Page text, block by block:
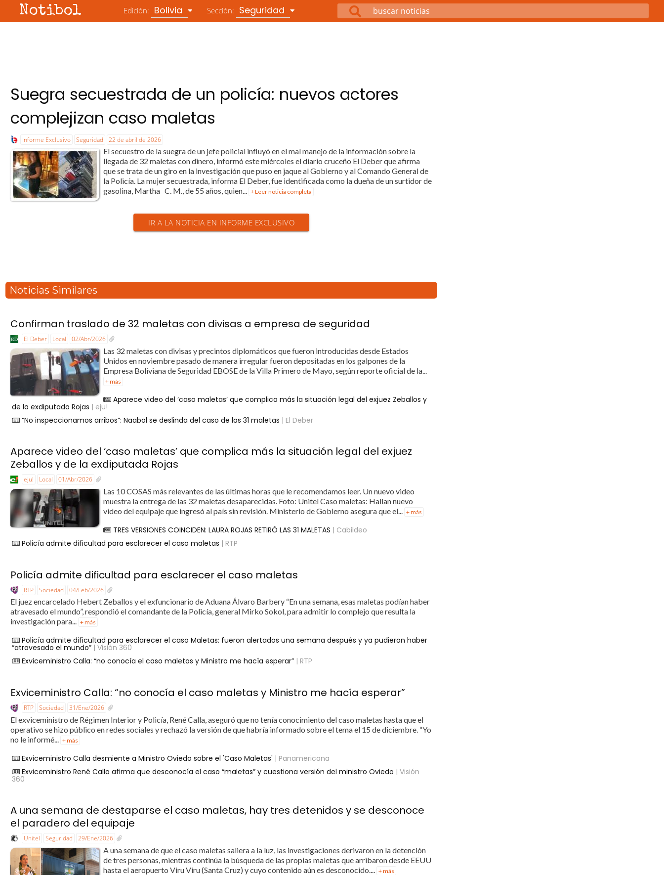
Notibol Edición: Bolivia Sección: Seguridad
Suegra secuestrada de un policía: nuevos actores
complejizan caso maletas
Informe Exclusivo Seguridad 22 de abril de 2026
El secuestro de la suegra de un jefe policial influyó en el mal manejo de la información sobre la
llegada de 32 maletas con dinero, informó este miércoles el diario cruceño El Deber que afirma
que se trata de un giro en la investigación que puso en jaque al Gobierno y al Comando General de
la Policía. La mujer secuestrada, informa El Deber, fue identificada como la dueña de un surtidor de
gasolina, Martha C. M., de 55 años, quien... + Leer noticia completa
IR A LA NOTICIA EN INFORME EXCLUSIVO
Noticias Similares
Confirman traslado de 32 maletas con divisas a empresa de seguridad
El Deber Local 02/Abr/2026
Las 32 maletas con divisas y precintos diplomáticos que fueron introducidas desde Estados
Unidos en noviembre pasado de manera irregular fueron depositadas en los galpones de la
Empresa Boliviana de Seguridad EBOSE de la Villa Primero de Mayo, según reporte oficial de la...
+ más
Aparece video del ‘caso maletas’ que complica más la situación legal del exjuez Zeballos y
de la exdiputada Rojas | eju!
“No inspeccionamos arribos”: Naabol se deslinda del caso de las 31 maletas | El Deber
Aparece video del ‘caso maletas’ que complica más la situación legal del exjuez
Zeballos y de la exdiputada Rojas
eju! Local 01/Abr/2026
Las 10 COSAS más relevantes de las últimas horas que le recomendamos leer. Un nuevo video
muestra la entrega de las 32 maletas desaparecidas. Foto: Unitel Caso maletas: Hallan nuevo
video del equipaje que ingresó al país sin revisión. Ministerio de Gobierno asegura que el... + más
TRES VERSIONES COINCIDEN: LAURA ROJAS RETIRÓ LAS 31 MALETAS | Cabildeo
Policía admite dificultad para esclarecer el caso maletas | RTP
Policía admite dificultad para esclarecer el caso maletas
RTP Sociedad 04/Feb/2026
El juez encarcelado Hebert Zeballos y el exfuncionario de Aduana Álvaro Barbery “En una semana, esas maletas podían haber
atravesado el mundo”, respondió el comandante de la Policía, general Mirko Sokol, para admitir lo complejo que resulta la
investigación para... + más
Policía admite dificultad para esclarecer el caso Maletas: fueron alertados una semana después y ya pudieron haber
“atravesado el mundo” | Visión 360
Exviceministro Calla: “no conocía el caso maletas y Ministro me hacía esperar” | RTP
Exviceministro Calla: “no conocía el caso maletas y Ministro me hacía esperar”
RTP Sociedad 31/Ene/2026
El exviceministro de Régimen Interior y Policía, René Calla, aseguró que no tenía conocimiento del caso maletas hasta que el
operativo se hizo público en redes sociales y rechazó la versión de que habría informado sobre el tema el 15 de diciembre. “Yo
no le informé...
+ más
Exviceministro Calla desmiente a Ministro Oviedo sobre el 'Caso Maletas' | Panamericana
Exviceministro René Calla afirma que desconocía el caso “maletas” y cuestiona versión del ministro Oviedo | Visión
360
A una semana de destaparse el caso maletas, hay tres detenidos y se desconoce
el paradero del equipaje
Unitel Seguridad 29/Ene/2026
A una semana de que el caso maletas saliera a la luz, las investigaciones derivaron en la detención
de tres personas, mientras continúa la búsqueda de las propias maletas que arribaron desde EEUU
hasta el aeropuerto Viru Viru (Santa Cruz) y cuyo contenido aún es desconocido.... + más